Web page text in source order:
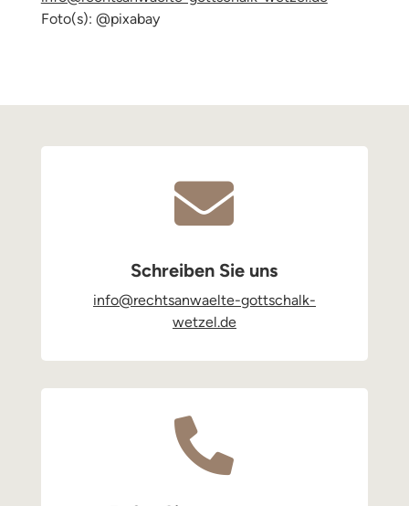
Foto(s): @pixabay

Schreiben Sie uns
info@rechtsanwaelte-gottschalk-
wetzel.de
